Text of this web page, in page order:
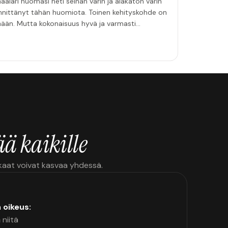
tähän huomiota. Toinen kehityskohde on
Mutta kokonaisuus hyvä ja varmasti
kaikille
voivat kasvaa yhdessä.
niitä